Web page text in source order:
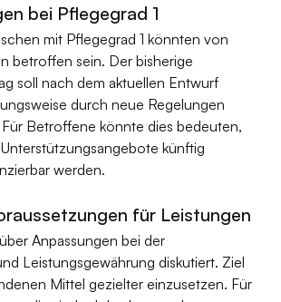
bei Pflegegrad 1
mit Pflegegrad 1 könnten von
betroffen sein. Der bisherige
soll nach dem aktuellen Entwurf
durch neue Regelungen
Betroffene könnte dies bedeuten,
künftig
werden.
für Leistungen
Anpassungen bei der
Leistungsgewährung diskutiert. Ziel
Mittel gezielter einzusetzen. Für